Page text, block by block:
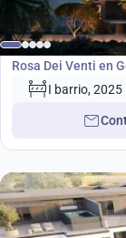
desde€580
Desarrollo
Rosa Dei Venti en
I barrio, 2025